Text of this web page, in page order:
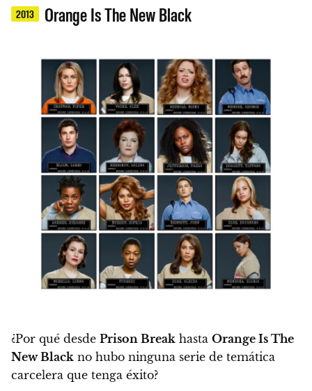
2013 Orange Is The New Black
¿Por qué desde Prison Break hasta Orange Is The
New Black no hubo ninguna serie de temática
carcelera que tenga éxito?